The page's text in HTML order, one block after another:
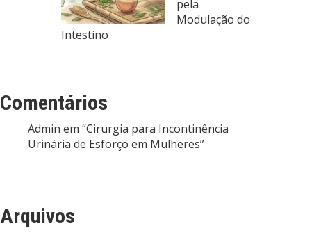
pela
Modulação do
Intestino
Comentários
Admin em “Cirurgia para Incontinência
Urinária de Esforço em Mulheres”
Arquivos